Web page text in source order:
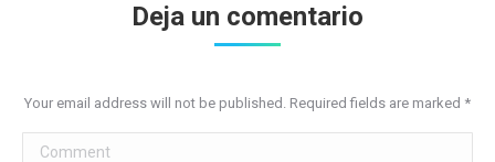
Deja un comentario
Your email address will not be published. Required fields are marked *
Comment